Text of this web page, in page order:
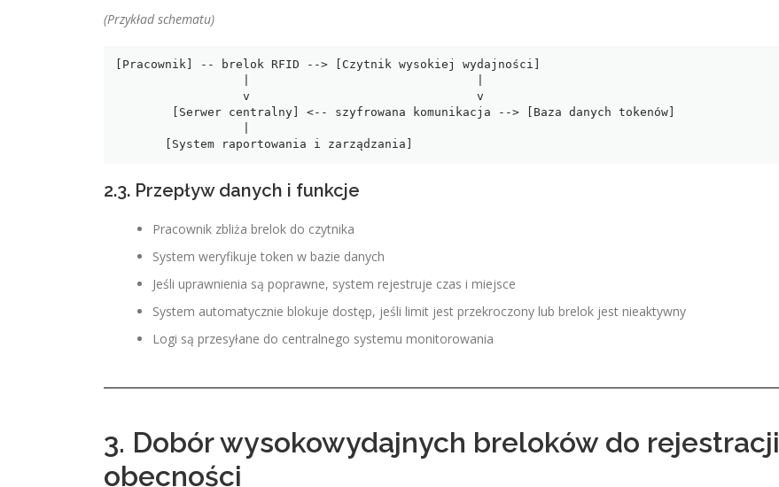
(Przykład schematu)
[Pracownik] -- brelok RFID --> [Czytnik wysokiej wydajności]
       [System raportowania i zarządzania]
2.3. Przepływ danych i funkcje
Pracownik zbliża brelok do czytnika
System weryfikuje token w bazie danych
Jeśli uprawnienia są poprawne, system rejestruje czas i miejsce
System automatycznie blokuje dostęp, jeśli limit jest przekroczony lub brelok jest nieaktywny
Logi są przesyłane do centralnego systemu monitorowania
3. Dobór wysokowydajnych breloków do rejestracji
obecności